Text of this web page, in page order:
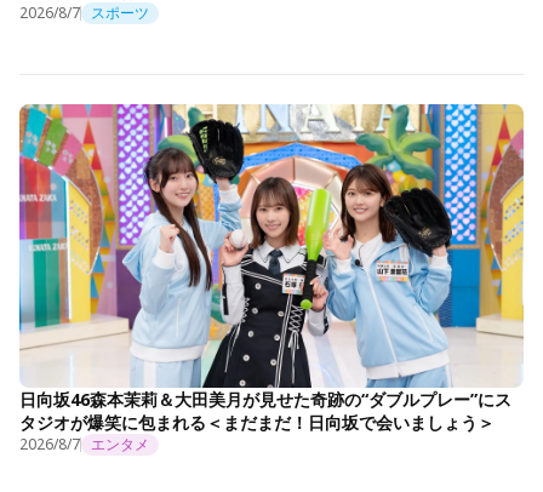
2026/8/7 スポーツ
日向坂46森本茉莉＆大田美月が見せた奇跡の“ダブルプレー”にス
タジオが爆笑に包まれる＜まだまだ！日向坂で会いましょう＞
2026/8/7 エンタメ